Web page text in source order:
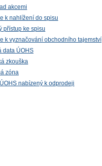
akcemi
k nahlížení do spisu
přístup ke spisu
k vyznačování obchodního tajemství
data ÚOHS
zkouška
zóna
nabízený k odprodeji